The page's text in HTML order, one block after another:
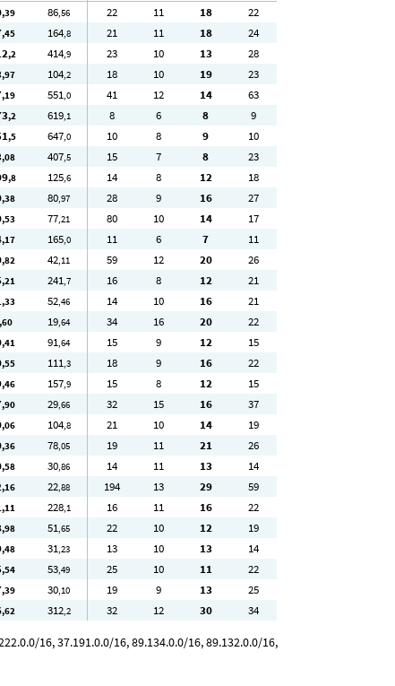
,39 86,56 22 11 18
22
,45 164,8 21 11 18
24
,2 414,9 23 10 13
28
,97 104,2 18 10 19
23
,19 551,0 41 12 14
63
,2 619,1 8 6 8
9
,5 647,0 10 8 9
10
,08 407,5 15 7 8
23
,8 125,6 14 8 12
18
,38 80,97 28 9 16
27
,53 77,21 80 10 14
17
,17 165,0 11 6 7
11
,82 42,11 59 12 20
26
,21 241,7 16 8 12
21
,33 52,46 14 10 16
21
19,64 34 16 20
22
,41 91,64 15 9 12
15
,55 111,3 18 9 16
22
,46 157,9 15 8 12
15
,90 29,66 32 15 16
37
,06 104,8 21 10 14
19
,36 78,05 19 11 21
26
,58 30,86 14 11 13
14
,16 22,88 194 13 29
59
,11 228,1 16 11 16
22
,98 51,65 22 10 12
19
,48 31,23 13 10 13
14
,54 53,49 25 10 11
22
,39 30,10 19 9 13
25
,62 312,2 32 12 30 34
16, 37.191.0.0/16, 89.134.0.0/16, 89.132.0.0/16,